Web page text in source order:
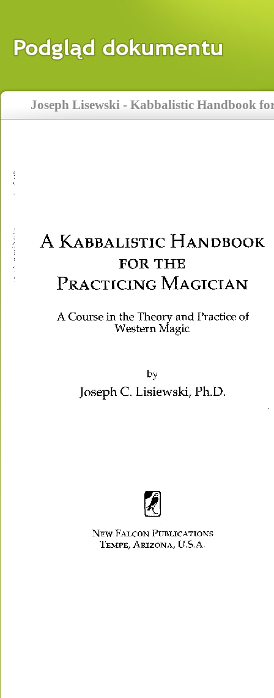
Joseph Lisewski - Kabbalistic Handbook